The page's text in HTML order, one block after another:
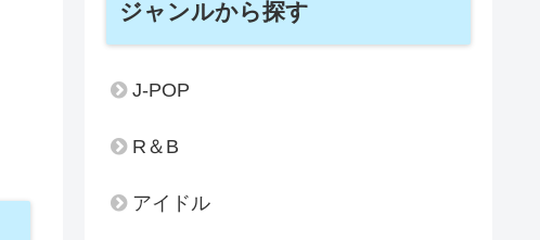
ジャンルから探す
J-POP
R＆B
アイドル